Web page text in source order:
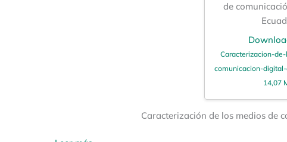
de
Caracterizacion-
comunicacion-
14,07
Caracterización de los medios de